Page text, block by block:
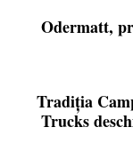
Odermatt,
Tradiția
Trucks